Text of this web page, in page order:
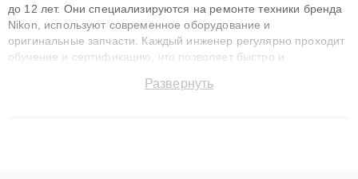
до 12 лет. Они специализируются на ремонте техники бренда
Nikon, используют современное оборудование и
оригинальные запчасти. Каждый инженер регулярно проходит
обучение и сертификацию, что позволяет быстро и
сохранением гарантии до 3 лет. Наши мастера решают
Развернуть